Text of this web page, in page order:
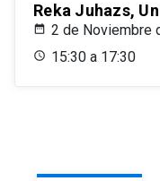
Reka Juhazs,
2 de Noviembre
15:30 a 17:30